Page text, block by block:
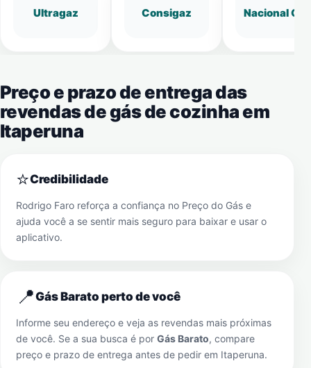
Ultragaz Consigaz Nacional Gás
Preço e prazo de entrega das
revendas de gás de cozinha em
Itaperuna
⭐Credibilidade
Rodrigo Faro reforça a confiança no Preço do Gás e
ajuda você a se sentir mais seguro para baixar e usar o
aplicativo.
📍Gás Barato perto de você
Informe seu endereço e veja as revendas mais próximas
de você. Se a sua busca é por Gás Barato, compare
preço e prazo de entrega antes de pedir em Itaperuna.